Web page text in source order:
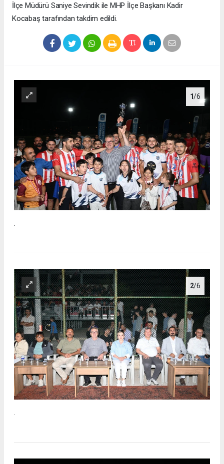
İlçe Müdürü Saniye Sevindik ile MHP İlçe Başkanı Kadir
Kocabaş tarafından takdim edildi.
1/6
2/6